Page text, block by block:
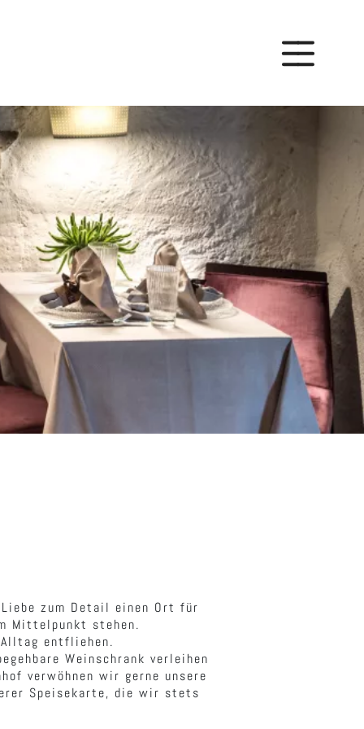
zum Detail einen Ort für
Mittelpunkt stehen.
Alltag entfliehen.
Weinschrank verleihen
verwöhnen wir gerne unsere
Speisekarte, die wir stets